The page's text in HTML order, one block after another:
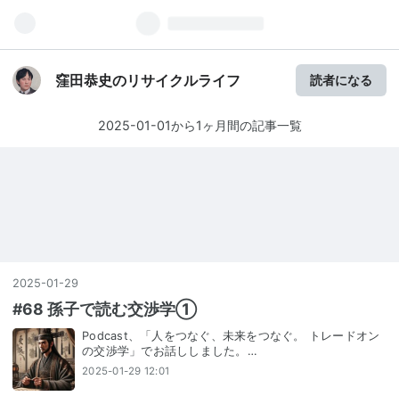
窪田恭史のリサイクルライフ 読者になる
2025-01-01から1ヶ月間の記事一覧
2025-01 -29
#68 孫子で読む交渉学①
Podcast、「人をつなぐ、未来をつなぐ。 トレードオン
の交渉学」でお話ししました。…
2025-01-29 12:01